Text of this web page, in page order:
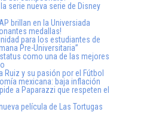
serie nueva serie de Disney
brillan en la Universiada
medallas!
para los estudiantes de
Pre-Universitaria”
como una de las mejores
Ruiz y su pasión por el Fútbol
mexicana: baja inflación
a Paparazzi que respeten el
película de Las Tortugas